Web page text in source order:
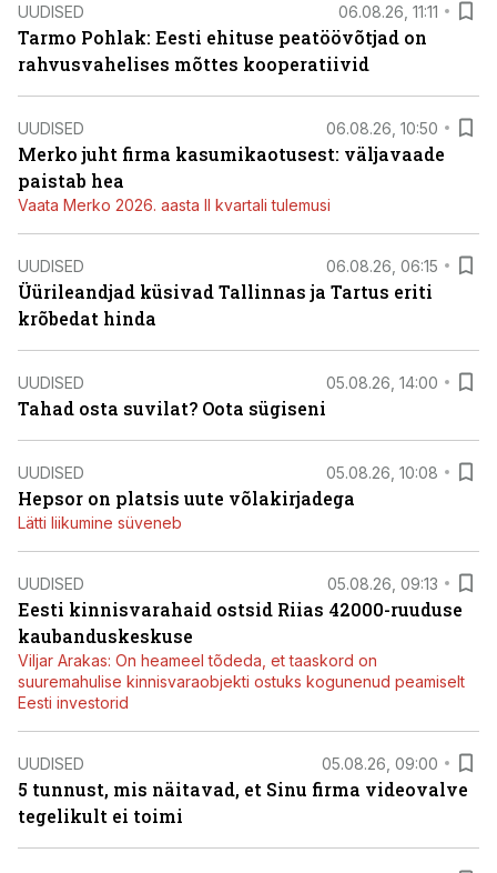
UUDISED 06.08.26, 11:11
Tarmo Pohlak: Eesti ehituse peatöövõtjad on
rahvusvahelises mõttes kooperatiivid
UUDISED 06.08.26, 10:50
Merko juht firma kasumikaotusest: väljavaade
paistab hea
Vaata Merko 2026. aasta II kvartali tulemusi
UUDISED 06.08.26, 06:15
Üürileandjad küsivad Tallinnas ja Tartus eriti
krõbedat hinda
UUDISED 05.08.26, 14:00
Tahad osta suvilat? Oota sügiseni
UUDISED 05.08.26, 10:08
Hepsor on platsis uute võlakirjadega
Lätti liikumine süveneb
UUDISED 05.08.26, 09:13
Eesti kinnisvarahaid ostsid Riias 42000-ruuduse
kaubanduskeskuse
Viljar Arakas: On heameel tõdeda, et taaskord on
suuremahulise kinnisvaraobjekti ostuks kogunenud peamiselt
Eesti investorid
UUDISED 05.08.26, 09:00
5 tunnust, mis näitavad, et Sinu firma videovalve
tegelikult ei toimi